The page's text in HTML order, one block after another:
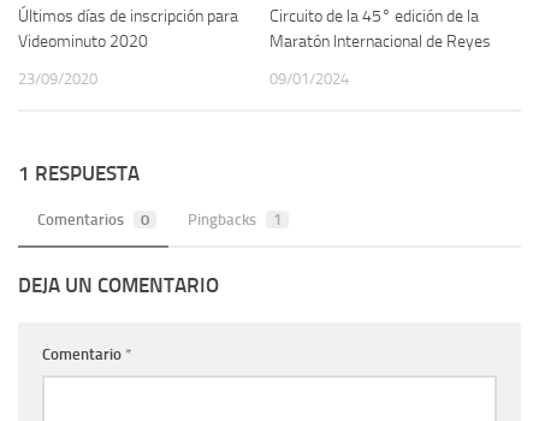
Últimos días de inscripción para
Videominuto 2020
23/09/2020
Circuito de la 45° edición de la
Maratón Internacional de Reyes
09/01/2024
1 RESPUESTA
Comentarios 0 Pingbacks 1
DEJA UN COMENTARIO
Comentario *